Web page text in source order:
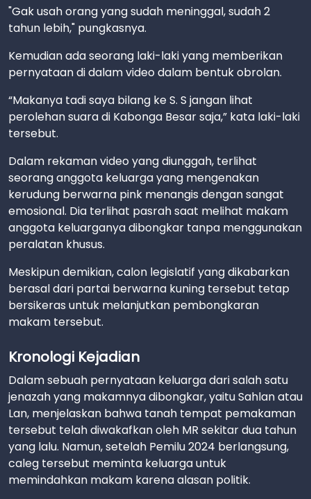
"Gak usah orang yang sudah meninggal, sudah 2
tahun lebih," pungkasnya.
Kemudian ada seorang laki-laki yang memberikan
pernyataan di dalam video dalam bentuk obrolan.
“Makanya tadi saya bilang ke S. S jangan lihat
perolehan suara di Kabonga Besar saja,” kata laki-laki
tersebut.
Dalam rekaman video yang diunggah, terlihat
seorang anggota keluarga yang mengenakan
kerudung berwarna pink menangis dengan sangat
emosional. Dia terlihat pasrah saat melihat makam
anggota keluarganya dibongkar tanpa menggunakan
peralatan khusus.
Meskipun demikian, calon legislatif yang dikabarkan
berasal dari partai berwarna kuning tersebut tetap
bersikeras untuk melanjutkan pembongkaran
makam tersebut.
Kronologi Kejadian
Dalam sebuah pernyataan keluarga dari salah satu
jenazah yang makamnya dibongkar, yaitu Sahlan atau
Lan, menjelaskan bahwa tanah tempat pemakaman
tersebut telah diwakafkan oleh MR sekitar dua tahun
yang lalu. Namun, setelah Pemilu 2024 berlangsung,
caleg tersebut meminta keluarga untuk
memindahkan makam karena alasan politik.